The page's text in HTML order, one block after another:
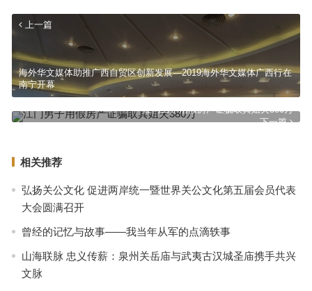
上一篇
海外华文媒体助推广西自贸区创新发展—2019海外华文媒体广西行在
南宁开幕
下一篇
江门男子用假房产证骗取其姐夫380万
相关推荐
弘扬关公文化 促进两岸统一暨世界关公文化第五届会员代表
大会圆满召开
曾经的记忆与故事——我当年从军的点滴轶事
山海联脉 忠义传薪：泉州关岳庙与武夷古汉城圣庙携手共兴
文脉